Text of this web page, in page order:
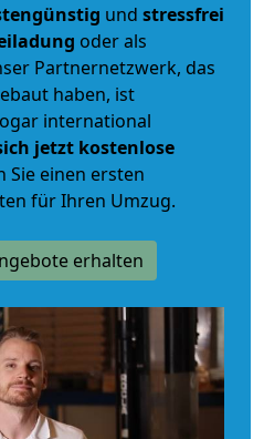
und stressfrei
oder als
Partnernetzwerk, das
haben, ist
international
jetzt kostenlose
Sie einen ersten
für Ihren Umzug.
erhalten